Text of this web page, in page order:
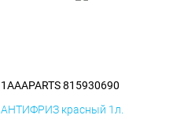
1AAAPARTS 815930690
АНТИФРИЗ красный 1л.